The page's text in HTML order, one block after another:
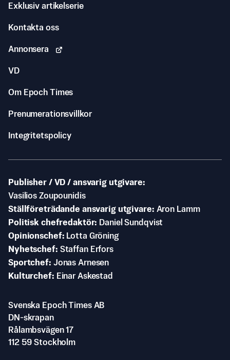
Exklusiv artikelserie
Kontakta oss
Annonsera
VD
Om Epoch Times
Prenumerationsvillkor
Integritetspolicy
Publisher / VD / ansvarig utgivare
Vasilios Zoupounidis
Ställföreträdande ansvarig utgivare Aron Lamm
Politisk chefredaktör
Daniel Sundqvist
Opinionschef
Lotta Gröning
Nyhetschef Staffan Erfors
Sportchef Jonas Arnesen
Kulturchef
Einar Askestad
Svenska Epoch Times AB
DN-skrapan
Rålambsvägen 17
112 59 Stockholm